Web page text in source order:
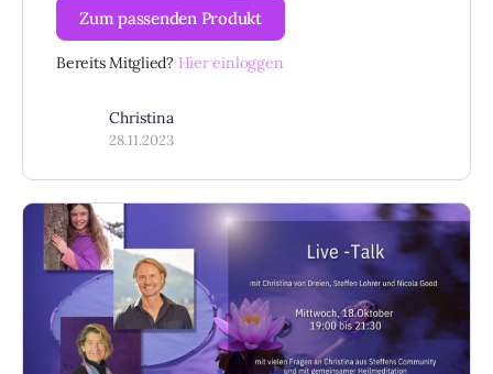
Zum passenden Produkt
Bereits Mitglied? Hier einloggen
Christina
28.11.2023